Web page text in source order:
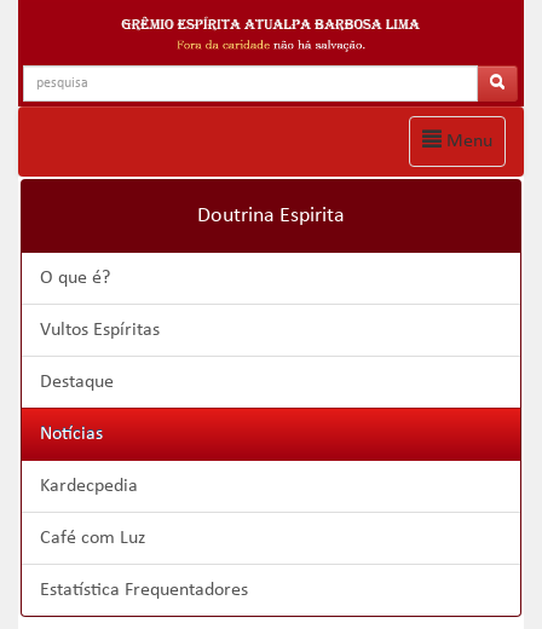
Menu
Doutrina Espirita
O que é?
Vultos Espíritas
Destaque
Notícias
Kardecpedia
Café com Luz
Estatística Frequentadores